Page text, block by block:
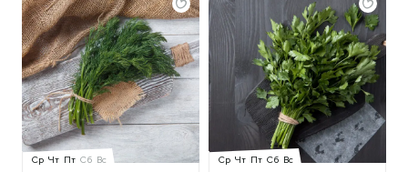
Ср Чт Пт Сб Вс Ср Чт Пт Сб Вс